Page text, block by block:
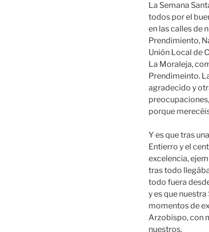
La Semana
todos por el
en las calles de
Prendimiento,
Unión Local de
La Moraleja,
Prendimeinto.
agradecido y
porque
Y es que tras
Entierro y el
excelencia,
tras todo
todo fuera
y es que
momentos de
Arzobispo, con
nuestros.